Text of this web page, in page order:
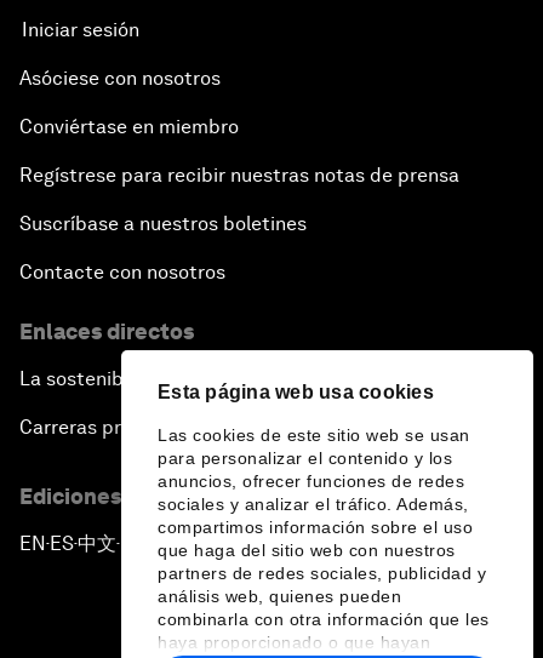
Esta página web usa cookies
Las cookies de este sitio web se usan
para personalizar el contenido y los
anuncios, ofrecer funciones de redes
sociales y analizar el tráfico. Además,
compartimos información sobre el uso
que haga del sitio web con nuestros
partners de redes sociales, publicidad y
análisis web, quienes pueden
combinarla con otra información que les
haya proporcionado o que hayan
Iniciar sesión
Asóciese con nosotros
Conviértase en miembro
Regístrese para recibir nuestras notas de prensa
Suscríbase a nuestros boletines
Contacte con nosotros
Enlaces directos
La sostenibilidad en el Foro
Carreras profesionales
Ediciones en otros idiomas
EN ▪ES▪中文▪ 日本語